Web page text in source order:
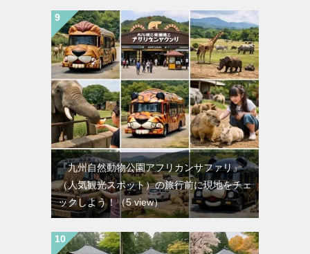
『九州自然動物公園アフリカンサファリ』
（人気観光スポット）の旅行前に現地をチェ
ックしよう！（5 view）